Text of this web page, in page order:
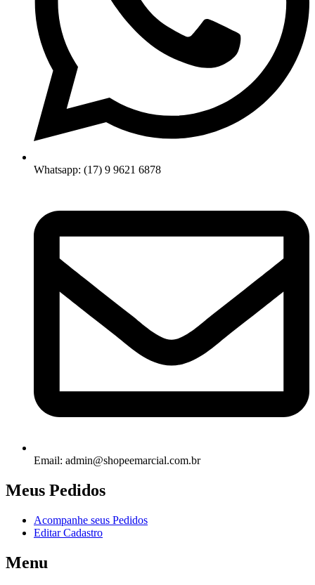
Whatsapp: (17) 9 9621 6878
Email: admin@shopeemarcial.com.br
Meus Pedidos
Acompanhe seus Pedidos
Editar Cadastro
Menu